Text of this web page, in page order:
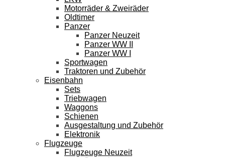
Motorräder & Zweiräder
Oldtimer
Panzer
Panzer Neuzeit
Panzer WW II
Panzer WW I
Sportwagen
Traktoren und Zubehör
Eisenbahn
Sets
Triebwagen
Waggons
Schienen
Ausgestaltung und Zubehör
Elektronik
Flugzeuge
Flugzeuge Neuzeit